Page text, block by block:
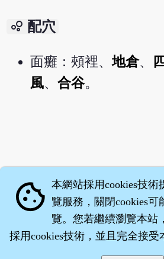
bubble_chart 配穴
面癱：頰裡、地倉、
風、合谷。
cookie 本網站採用cookies技術
覽服務，關閉cookies可
覽。您若繼續瀏覽本站
採用cookies技術，並且完全接受